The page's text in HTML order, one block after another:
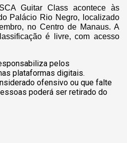
Guitar Class acontece às
Palácio Rio Negro, localizado
no Centro de Manaus. A
é livre, com acesso
pelos
plataformas digitais.
ofensivo ou que falte
poderá ser retirado do